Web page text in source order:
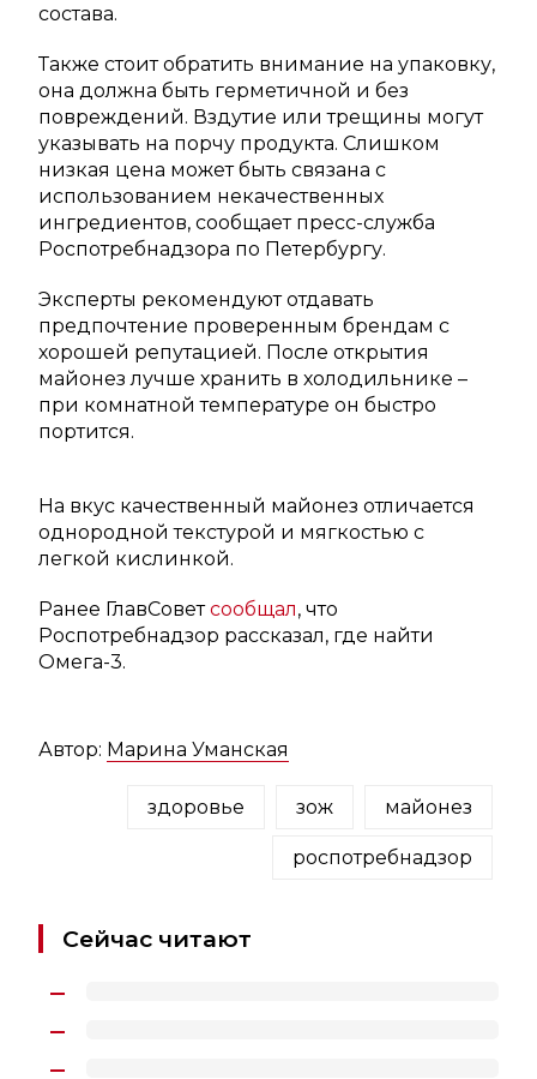
состава.
Также стоит обратить внимание на упаковку,
она должна быть герметичной и без
повреждений. Вздутие или трещины могут
указывать на порчу продукта. Слишком
низкая цена может быть связана с
использованием некачественных
ингредиентов, сообщает пресс-служба
Роспотребнадзора по Петербургу.
Эксперты рекомендуют отдавать
предпочтение проверенным брендам с
хорошей репутацией. После открытия
майонез лучше хранить в холодильнике –
при комнатной температуре он быстро
портится.
На вкус качественный майонез отличается
однородной текстурой и мягкостью с
легкой кислинкой.
Ранее ГлавСоветсообщал, что
Роспотребнадзор рассказал, где найти
Омега-3.
Автор: Марина Уманская
здоровье зож майонез
роспотребнадзор
Сейчас читают